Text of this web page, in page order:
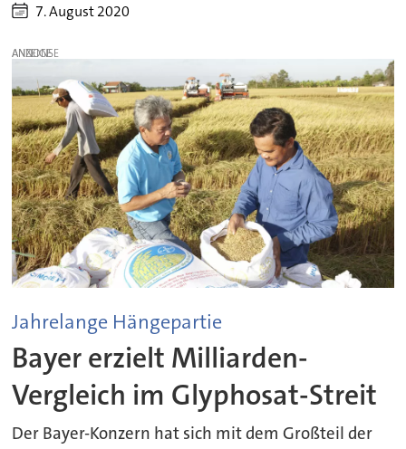
7. August 2020
ANZEIGE
Jahrelange Hängepartie
Bayer erzielt Milliarden-
Vergleich im Glyphosat-Streit
Der Bayer-Konzern hat sich mit dem Großteil der